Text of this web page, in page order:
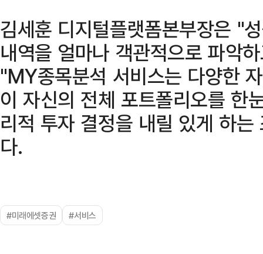
김세훈 디지털플랫폼본부장은 "
내역을 얼마나 객관적으로 파악
"MY종목분석 서비스는 다양한
이 자신의 전체 포트폴리오를 한
리적 투자 결정을 내릴 있게 하
다.
#미래에셋증권 #서비스